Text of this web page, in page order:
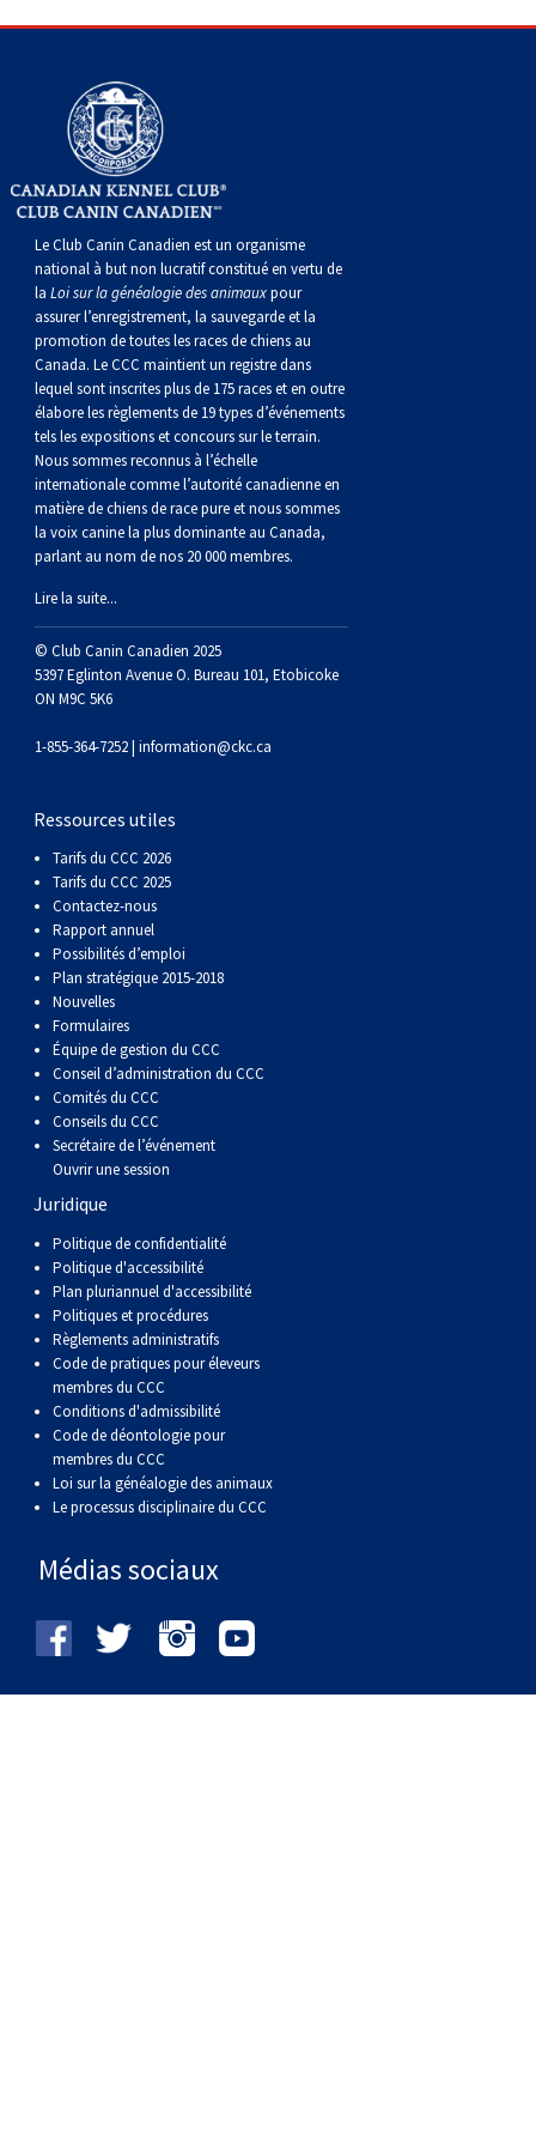
(Pembroke)
persan
Shikoku
Whippet
Chien
nu
du
Pérou
(Perro
Sin
Pelo
Del
Peru)
champs
français
Épagneul
d’eau
irlandais
Épagneul
Sussex
Épagneul
springer
gallois
Spinone
italiano
Vizsla
à
poil
lisse
Vizsla
à
poil
dur
Braque
de
Weimar
poil
doux
terrier
du
Staffordshire
Terrier
gallois
Terrier
blanc
du
West
Highland
d’eau
portugais
Rottweiler
Samoyède
Schnauzer
(géant)
Schnauzer
(standard)
Husky
sibérien
Saint
Bernard
Dogue
du
Tibet
Laika
de
lakoutie
Le Club Canin Canadien est un organisme
national à but non lucratif constitué en vertu de
la Loi sur la généalogie des animauxpour
assurer l’enregistrement, la sauvegarde et la
promotion de toutes les races de chiens au
Canada. Le CCC maintient un registre dans
lequel sont inscrites plus de 175 races et en outre
élabore les règlements de 19 types d’événements
tels les expositions et concours sur le terrain.
Nous sommes reconnus à l’échelle
internationale comme l’autorité canadienne en
matière de chiens de race pure et nous sommes
la voix canine la plus dominante au Canada,
parlant au nom de nos 20 000 membres.
Lire la suite...
© Club Canin Canadien 2025
5397 Eglinton Avenue O. Bureau 101, Etobicoke
ON M9C 5K6
1-855-364-7252 | information@ckc.ca
Ressources utiles
Tarifs du CCC 2026
Tarifs du CCC 2025
Contactez-nous
Rapport annuel
Possibilités d’emploi
Plan stratégique 2015-2018
Nouvelles
Formulaires
Équipe de gestion du CCC
Conseil d’administration du CCC
Comités du CCC
Conseils du CCC
Secrétaire de l’événement
Ouvrir une session
Juridique
Politique de confidentialité
Politique d'accessibilité
Plan pluriannuel d'accessibilité
Politiques et procédures
Règlements administratifs
Code de pratiques pour éleveurs
membres du CCC
Conditions d'admissibilité
Code de déontologie pour
membres du CCC
Loi sur la généalogie des animaux
Le processus disciplinaire du CCC
Médias sociaux